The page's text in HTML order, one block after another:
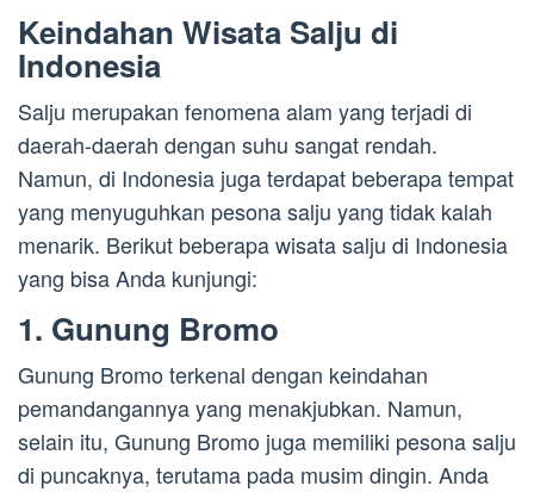
Keindahan Wisata Salju di
Indonesia
Salju merupakan fenomena alam yang terjadi di
daerah-daerah dengan suhu sangat rendah.
Namun, di Indonesia juga terdapat beberapa tempat
yang menyuguhkan pesona salju yang tidak kalah
menarik. Berikut beberapa wisata salju di Indonesia
yang bisa Anda kunjungi:
1. Gunung Bromo
Gunung Bromo terkenal dengan keindahan
pemandangannya yang menakjubkan. Namun,
selain itu, Gunung Bromo juga memiliki pesona salju
di puncaknya, terutama pada musim dingin. Anda